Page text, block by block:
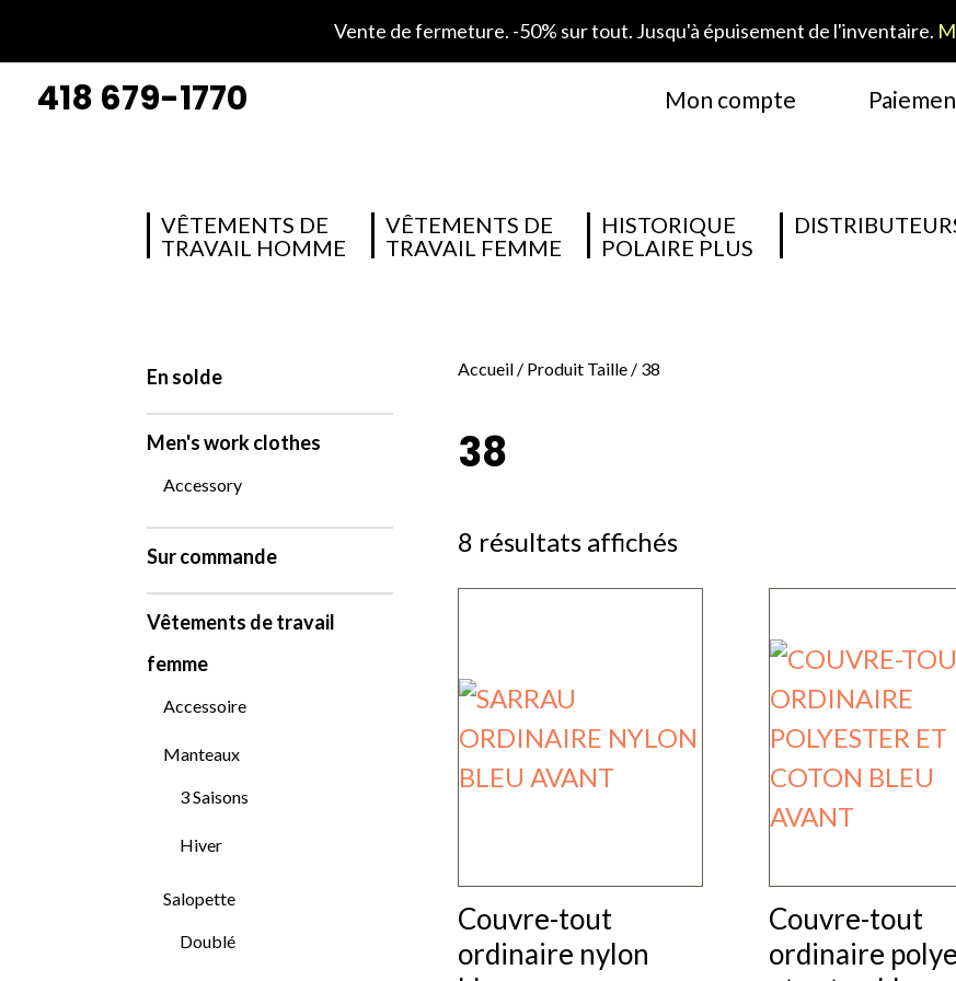
Vente de fermeture. -50% sur tout. Jusqu'à épuisement de l'inventaire.
418 679-1770 Mon compte
VÊTEMENTS DE
TRAVAIL HOMME
VÊTEMENTS DE
TRAVAIL FEMME
HISTORIQUE
POLAIRE PLUS
Accueil/ Produit Taille / 38
38
8 résultats affichés
Couvre-tout
ordinaire nylon
Couvre-tout
ordinaire
En solde
Men's work clothes
Accessory
Sur commande
Vêtements de travail
femme
Accessoire
Manteaux
3 Saisons
Hiver
Salopette
Doublé